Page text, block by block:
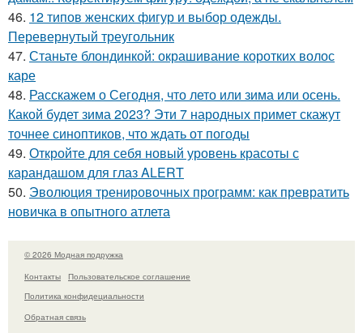
46. 12 типов женских фигур и выбор одежды.
Перевернутый треугольник
47. Станьте блондинкой: окрашивание коротких волос
каре
48. Расскажем о Сегодня, что лето или зима или осень.
Какой будет зима 2023? Эти 7 народных примет скажут
точнее синоптиков, что ждать от погоды
49. Откройте для себя новый уровень красоты с
карандашом для глаз ALERT
50. Эволюция тренировочных программ: как превратить
новичка в опытного атлета
© 2026 Модная подружка
Контакты
Пользовательское соглашение
Политика конфидециальности
Обратная связь